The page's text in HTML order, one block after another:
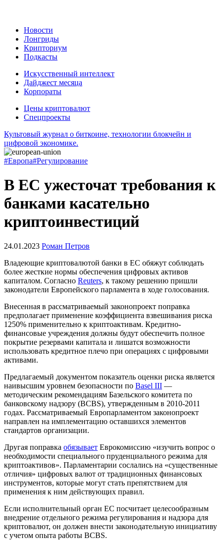
Новости
Лонгриды
Крипториум
Подкасты
Искусственный интеллект
Дайджест месяца
Корпораты
Цены криптовалют
Спецпроекты
Культовый журнал о биткоине, технологии блокчейн и
цифровой экономике.
#Европа#Регулирование
В ЕС ужесточат требования к
банками касательно
криптоинвестиций
24.01.2023 Роман Петров
Владеющие криптовалютой банки в ЕС обяжут соблюдать
более жесткие нормы обеспечения цифровых активов
капиталом. Согласно Reuters, к такому решению пришли
законодатели Европейского парламента в ходе голосования.
Внесенная в рассматриваемый законопроект поправка
предполагает применение коэффициента взвешивания риска
1250% применительно к криптоактивам. Кредитно-
финансовые учреждения должны будут обеспечить полное
покрытие резервами капитала и лишатся возможности
использовать кредитное плечо при операциях с цифровыми
активами.
Предлагаемый документом показатель оценки риска является
наивысшим уровнем безопасности по Basel III —
методическим рекомендациям Базельского комитета по
банковскому надзору (BCBS), утвержденным в 2010-2011
годах. Рассматриваемый Европарламентом законопроект
направлен на имплементацию оставшихся элементов
стандартов организации.
Другая поправка обязывает Еврокомиссию «изучить вопрос о
необходимости специального пруденциального режима для
криптоактивов». Парламентарии сослались на «существенные
отличия» цифровых валют от традиционных финансовых
инструментов, которые могут стать препятствием для
применения к ним действующих правил.
Если исполнительный орган ЕС посчитает целесообразным
внедрение отдельного режима регулирования и надзора для
криптовалют, он должен внести законодательную инициативу
с учетом опыта работы BCBS.